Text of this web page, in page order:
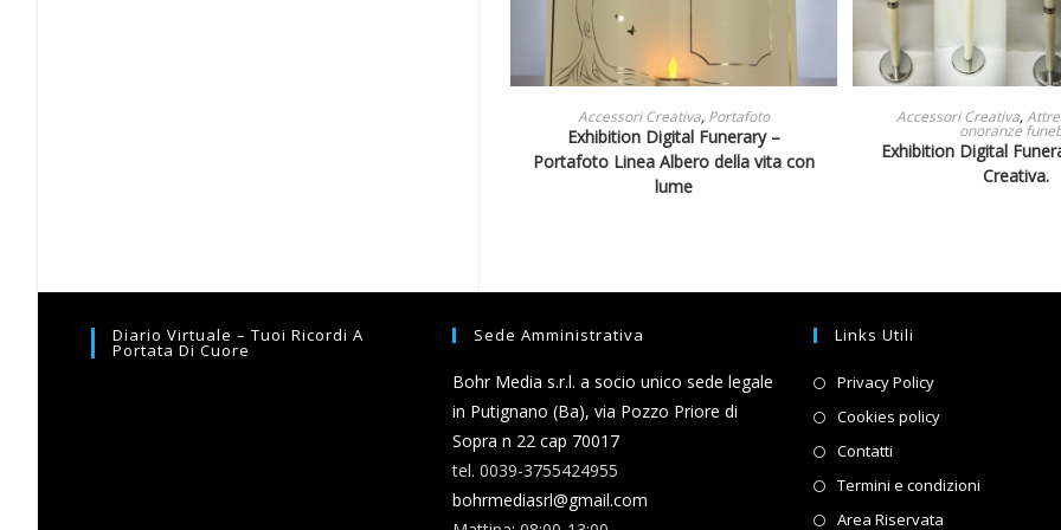
LEGGI TUTTO
Accessori Creativa, Portafoto
Exhibition Digital Funerary –
Portafoto Linea Albero della vita con
lume
LEGGI
Accessori Creativa,
onoranze
Exhibition Digital
Creativa.
Diario Virtuale – Tuoi Ricordi A
Portata Di Cuore
Sede Amministrativa
Bohr Media s.r.l. a socio unico sede legale
in Putignano (Ba), via Pozzo Priore di
Sopra n 22 cap 70017
tel. 0039-3755424955
bohrmediasrl@gmail.com
Links Utili
Privacy PolicyOpens
in
Cookies policyOpens
a
Contatti
in
Termini e condizioni
Area Riservata